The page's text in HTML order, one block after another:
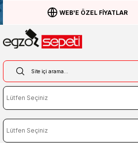
WEB'E ÖZEL FİYATLAR